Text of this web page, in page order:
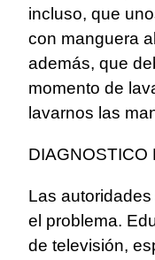
incluso, que
con manguera
además, que
momento de
lavarnos las
DIAGNOSTICO
Las
el problema.
de televisión,